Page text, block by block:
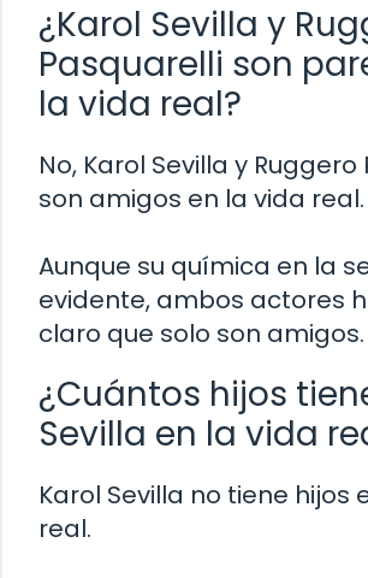
¿Karol Sevilla y
Pasquarelli son
la vida real?
No, Karol Sevilla y
son amigos en la vida real.
Aunque su química en la
evidente, ambos actores
claro que solo son amigos.
¿Cuántos hijos
Sevilla en la vida
Karol Sevilla no tiene hijos
real.